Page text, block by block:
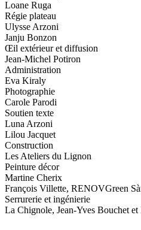
Loane Ruga
Régie plateau
Ulysse Arzoni
Janju Bonzon
Œil extérieur et diffusion
Jean-Michel Potiron
Administration
Eva Kiraly
Photographie
Carole Parodi
Soutien texte
Luna Arzoni
Lilou Jacquet
Construction
Les Ateliers du Lignon
Peinture décor
Martine Cherix
François Villette, RENOVGreen
Serrurerie et ingénierie
La Chignole, Jean-Yves Bouchet